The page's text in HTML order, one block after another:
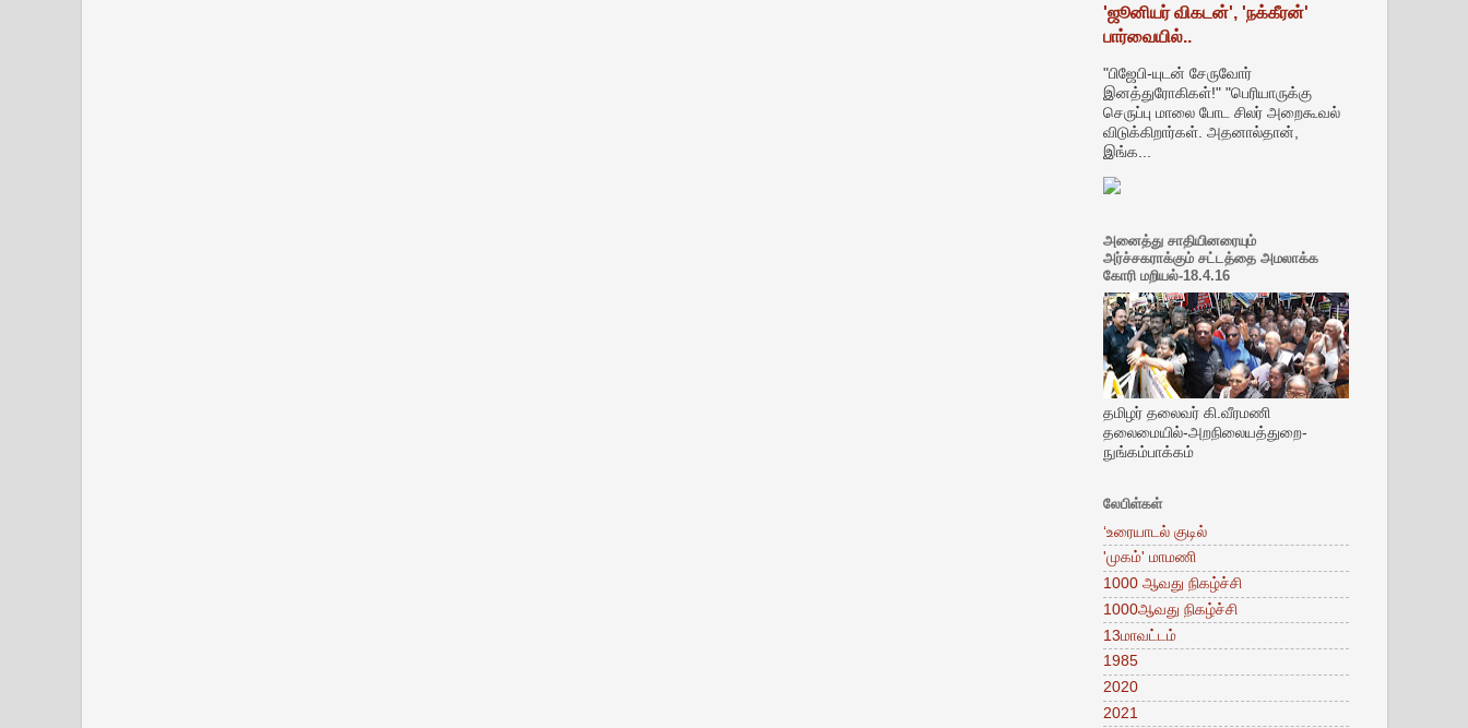
'ஜூனியர் விகடன்', 'நக்கீரன்'
பார்வையில்..
"பிஜேபி-யுடன் சேருவோர்
இனத்துரோகிகள்!" "பெரியாருக்கு
செருப்பு மாலை போட சிலர் அறைகூவல்
விடுக்கிறார்கள். அதனால்தான்,
இங்க...
அனைத்து சாதியினரையும்
அர்ச்சகராக்கும் சட்டத்தை அமலாக்க
கோரி மறியல்-18.4.16
தமிழர் தலைவர் கி.வீரமணி
தலைமையில்-அறநிலையத்துறை-
நுங்கம்பாக்கம்
லேபிள்கள்
‘உரையாடல் குடில்
'முகம்' மாமணி
1000 ஆவது நிகழ்ச்சி
1000ஆவது நிகழ்ச்சி
13மாவட்டம்
1985
2020
2021